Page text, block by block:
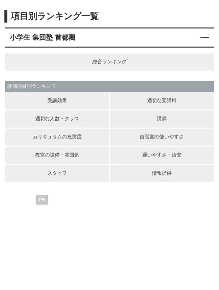
項目別ランキング一覧
小学生 集団塾 首都圏
総合ランキング
評価項目別ランキング
受講効果 適切な受講料
適切な人数・クラス 講師
カリキュラムの充実度 自習室の使いやすさ
教室の設備・雰囲気 通いやすさ・治安
スタッフ 情報提供
PR